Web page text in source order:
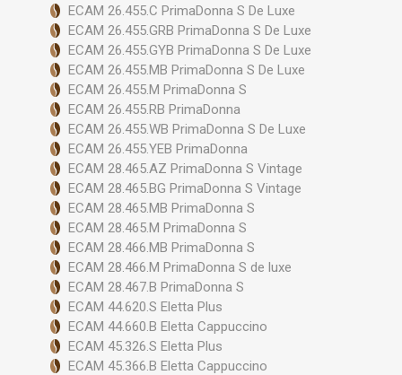
ECAM 26.455.C PrimaDonna S De Luxe
ECAM 26.455.GRB PrimaDonna S De Luxe
ECAM 26.455.GYB PrimaDonna S De Luxe
ECAM 26.455.MB PrimaDonna S De Luxe
ECAM 26.455.M PrimaDonna S
ECAM 26.455.RB PrimaDonna
ECAM 26.455.WB PrimaDonna S De Luxe
ECAM 26.455.YEB PrimaDonna
ECAM 28.465.AZ PrimaDonna S Vintage
ECAM 28.465.BG PrimaDonna S Vintage
ECAM 28.465.MB PrimaDonna S
ECAM 28.465.M PrimaDonna S
ECAM 28.466.MB PrimaDonna S
ECAM 28.466.M PrimaDonna S de luxe
ECAM 28.467.B PrimaDonna S
ECAM 44.620.S Eletta Plus
ECAM 44.660.B Eletta Cappuccino
ECAM 45.326.S Eletta Plus
ECAM 45.366.B Eletta Cappuccino